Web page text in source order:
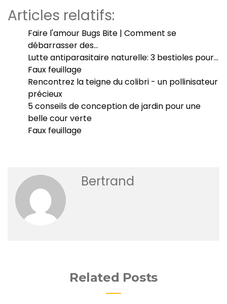
Articles relatifs:
Faire l'amour Bugs Bite | Comment se
débarrasser des…
Lutte antiparasitaire naturelle: 3 bestioles pour…
Faux feuillage
Rencontrez la teigne du colibri - un pollinisateur
précieux
5 conseils de conception de jardin pour une
belle cour verte
Faux feuillage
Bertrand
Related Posts